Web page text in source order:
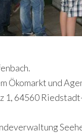
Ökomarkt und
1, 64560